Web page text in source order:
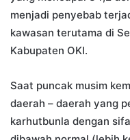
menjadi penyebab
kawasan terutama di
Kabupaten OKI.
Saat puncak musim
daerah – daerah yang
karhutbunla dengan